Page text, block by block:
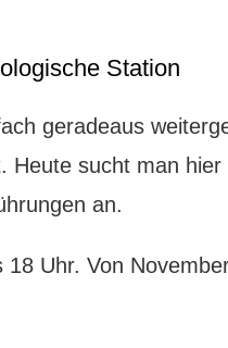
Station
geradeaus
Heute sucht man
an.
18 Uhr. Von